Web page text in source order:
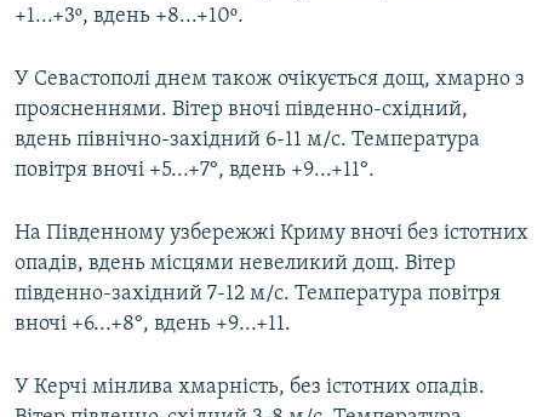
+1...+3º, вдень +8...+10º.
У Севастополі днем також очікується дощ, хмарно з
проясненнями. Вітер вночі південно-східний,
вдень північно-західний 6-11 м/с. Температура
повітря вночі +5...+7°, вдень +9...+11°.
На Південному узбережжі Криму вночі без істотних
опадів, вдень місцями невеликий дощ. Вітер
південно-західний 7-12 м/с. Температура повітря
вночі +6...+8°, вдень +9...+11.
У Керчі мінлива хмарність, без істотних опадів.